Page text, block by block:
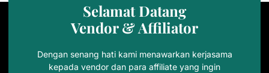
Selamat Datang
Vendor & Affiliator
Dengan senang hati kami menawarkan kerjasama
kepada vendor dan para affiliate yang ingin